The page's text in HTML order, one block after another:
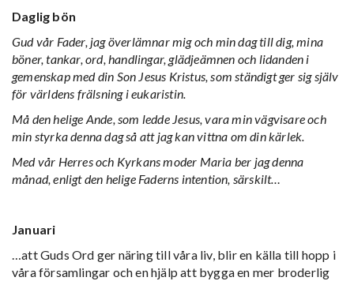
Daglig bön
Gud vår Fader, jag överlämnar mig och min dag till dig, mina
böner, tankar, ord, handlingar, glädjeämnen och lidanden i
gemenskap med din Son Jesus Kristus, som ständigt ger sig själv
för världens frälsning i eukaristin.
Må den helige Ande, som ledde Jesus, vara min vägvisare och
min styrka denna dag så att jag kan vittna om din kärlek.
Med vår Herres och Kyrkans moder Maria ber jag denna
månad, enligt den helige Faderns intention, särskilt…
Januari
…att Guds Ord ger näring till våra liv, blir en källa till hopp i
våra församlingar och en hjälp att bygga en mer broderlig